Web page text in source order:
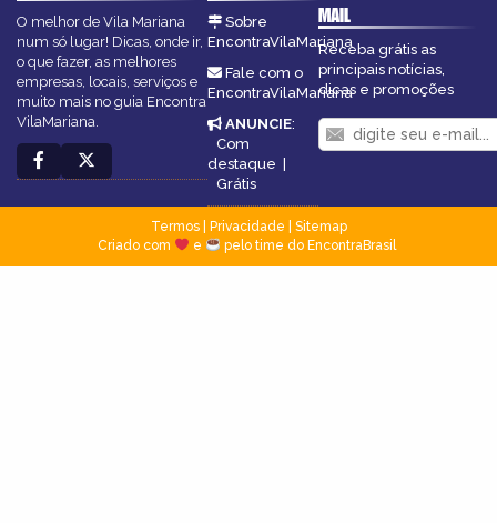
O melhor de Vila Mariana
num só lugar! Dicas, onde ir,
o que fazer, as melhores
empresas, locais, serviços e
muito mais no guia Encontra
VilaMariana.
Sobre
EncontraVilaMariana
Fale com o
EncontraVilaMariana
ANUNCIE:
Com
destaque |
Grátis
MAIL
Receba grátis as
principais notícias,
dicas e promoções
Termos| Privacidade
Sitemap
Criado com
e pelo time do EncontraBrasil